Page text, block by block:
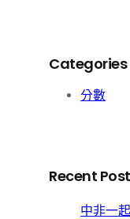
Categories
分數
Recent
中非一